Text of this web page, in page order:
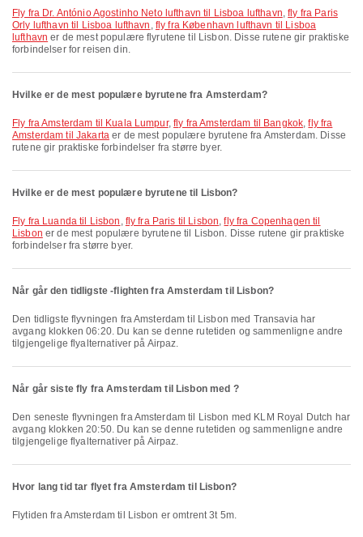
fly fra Dr. António Agostinho Neto lufthavn til Lisboa lufthavn,fly fra Paris
Orly lufthavn til Lisboa lufthavn , fly fra København lufthavn til Lisboa
lufthavn er de mest populære flyrutene til Lisbon. Disse rutene gir praktiske
forbindelser for reisen din.
Hvilke er de mest populære byrutene fra Amsterdam?
fly fra Amsterdam til Kuala Lumpur,fly fra Amsterdam til Bangkok,fly fra
Amsterdam til Jakartaer de mest populære byrutene fra Amsterdam. Disse
rutene gir praktiske forbindelser fra større byer.
Hvilke er de mest populære byrutene til Lisbon?
fly fra Luanda til Lisbon , fly fra Paris til Lisbon,fly fra Copenhagen til
Lisbon er de mest populære byrutene til Lisbon. Disse rutene gir praktiske
forbindelser fra større byer.
Når går den tidligste -flighten fra Amsterdam til Lisbon?
Den tidligste flyvningen fra Amsterdam til Lisbon med Transavia har
avgang klokken 06:20. Du kan se denne rutetiden og sammenligne andre
tilgjengelige flyalternativer på Airpaz.
Når går siste fly fra Amsterdam til Lisbon med ?
Den seneste flyvningen fra Amsterdam til Lisbon med KLM Royal Dutch har
avgang klokken 20:50. Du kan se denne rutetiden og sammenligne andre
tilgjengelige flyalternativer på Airpaz.
Hvor lang tid tar flyet fra Amsterdam til Lisbon?
Flytiden fra Amsterdam til Lisbon er omtrent 3t 5m.